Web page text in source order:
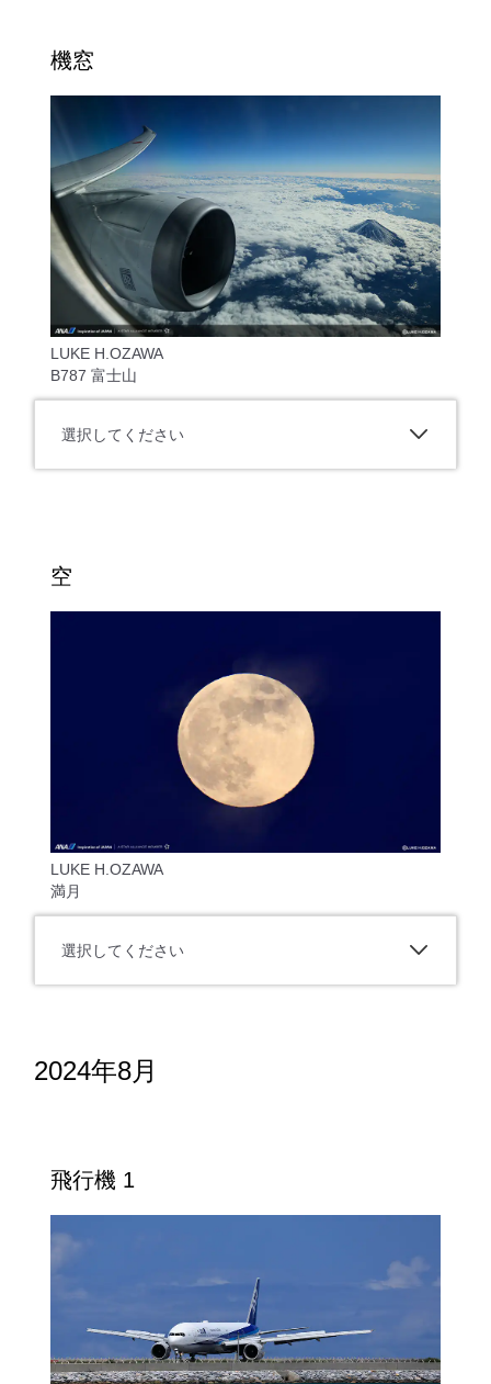
機窓
LUKE H.OZAWA
B787 富士山
選択してください
空
LUKE H.OZAWA
満月
選択してください
2024年8月
飛行機 1